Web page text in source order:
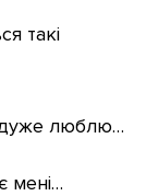
такі
люблю…
мені…